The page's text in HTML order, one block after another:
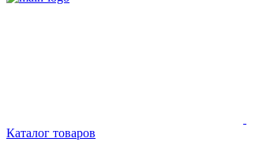
Каталог товаров